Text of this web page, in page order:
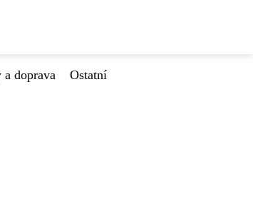
a doprava
Ostatní